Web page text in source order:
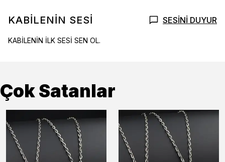
KABİLENİN SESİ SESİNİ DUYUR
KABİLENİN İLK SESİ SEN OL.
Çok Satanlar